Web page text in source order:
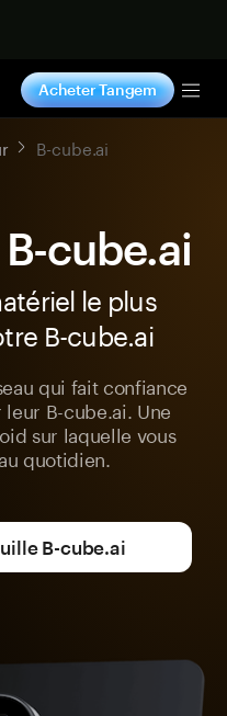
Acheter Tangem
B-cube.ai
cube.ai
le plus
B-cube.ai
qui fait confiance
B-cube.ai. Une
sur laquelle vous
quotidien.
B-cube.ai